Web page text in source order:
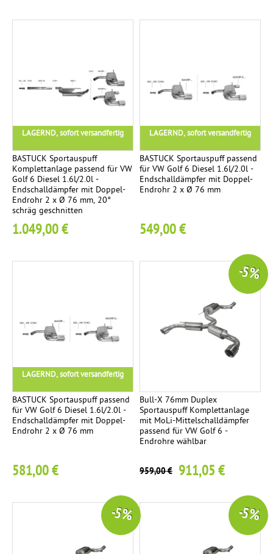
LAGERND, sofort versandfertig
BASTUCK Sportauspuff
Komplettanlage passend für VW
Golf 6 Diesel 1.6l/2.0l -
Endschalldämpfer mit Doppel-
Endrohr 2 x Ø 76 mm, 20°
schräg geschnitten
1.049,00 €
LAGERND, sofort versandfertig
BASTUCK Sportauspuff passend
für VW Golf 6 Diesel 1.6l/2.0l -
Endschalldämpfer mit Doppel-
Endrohr 2 x Ø 76 mm
549,00 €
LAGERND, sofort versandfertig
BASTUCK Sportauspuff passend
für VW Golf 6 Diesel 1.6l/2.0l -
Endschalldämpfer mit Doppel-
Endrohr 2 x Ø 76 mm
581,00 €
Bull-X 76mm Duplex
Sportauspuff Komplettanlage
mit MoLi-Mittelschalldämpfer
passend für VW Golf 6 -
Endrohre wählbar
959,00 € 911,05 €
-5 %
-5 % -5 %